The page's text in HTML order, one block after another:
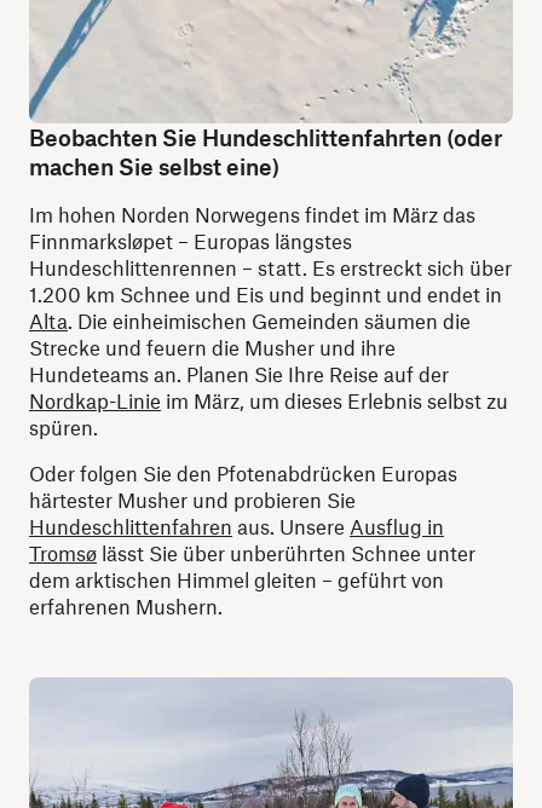
Beobachten Sie Hundeschlittenfahrten (oder
machen Sie selbst eine)
Im hohen Norden Norwegens findet im März das
Finnmarksløpet – Europas längstes
Hundeschlittenrennen – statt. Es erstreckt sich über
1.200 km Schnee und Eis und beginnt und endet in
Alta. Die einheimischen Gemeinden säumen die
Strecke und feuern die Musher und ihre
Hundeteams an. Planen Sie Ihre Reise auf der
Nordkap-Linie im März, um dieses Erlebnis selbst zu
spüren.
Oder folgen Sie den Pfotenabdrücken Europas
härtester Musher und probieren Sie
Hundeschlittenfahren aus. Unsere Ausflug in
Tromsø lässt Sie über unberührten Schnee unter
dem arktischen Himmel gleiten – geführt von
erfahrenen Mushern.